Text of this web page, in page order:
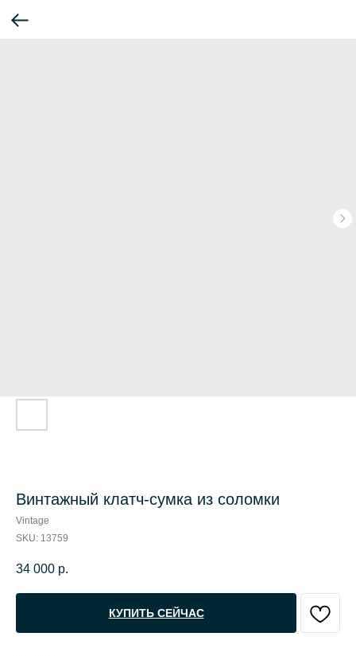
Винтажный клатч-сумка из соломки
Vintage
SKU: 13759
34 000 р.
КУПИТЬ СЕЙЧАС